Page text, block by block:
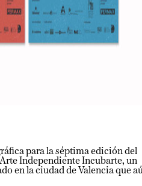
para la séptima edición del
Independiente Incubarte, un
en la ciudad de Valencia que